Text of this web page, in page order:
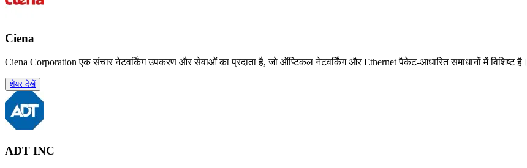
Ciena
Ciena Corporation एक संचार नेटवर्किंग उपकरण और सेवाओं का प्रदाता है, जो ऑप्टिकल नेटवर्किंग और Ethernet पैकेट-आधारित समाधानों में विशिष्ट है।
शेयर देखें
ADT INC